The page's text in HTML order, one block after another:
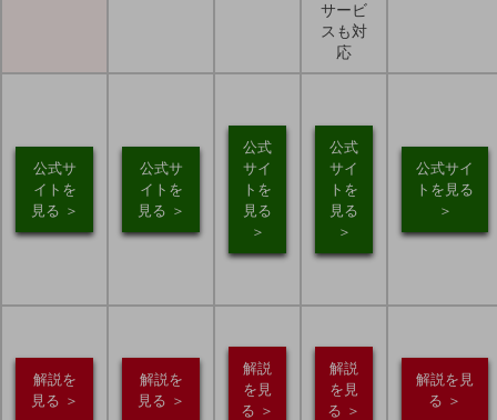
サービ
スも対
応
公式サ
イトを
見る ＞
公式サ
イトを
見る ＞
公式
サイ
トを
見る
＞
公式
サイ
トを
見る
＞
公式サイ
トを見る
＞
解説を
見る ＞
解説を
見る ＞
解説
を見
る ＞
解説
を見
る ＞
解説を見
る ＞